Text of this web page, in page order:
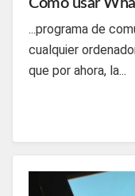
Cómo usar
...programa de
cualquier
que por ahora, la...